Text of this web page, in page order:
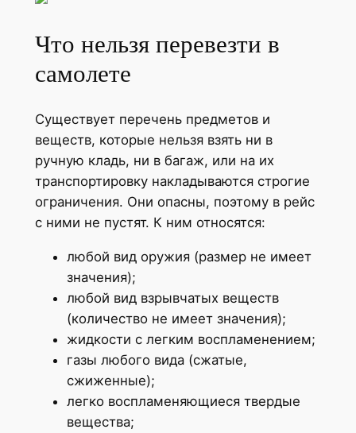
Что нельзя перевезти в
самолете
Существует перечень предметов и
веществ, которые нельзя взять ни в
ручную кладь, ни в багаж, или на их
транспортировку накладываются строгие
ограничения. Они опасны, поэтому в рейс
с ними не пустят. К ним относятся:
любой вид оружия (размер не имеет
значения);
любой вид взрывчатых веществ
(количество не имеет значения);
жидкости с легким воспламенением;
газы любого вида (сжатые,
сжиженные);
легко воспламеняющиеся твердые
вещества;